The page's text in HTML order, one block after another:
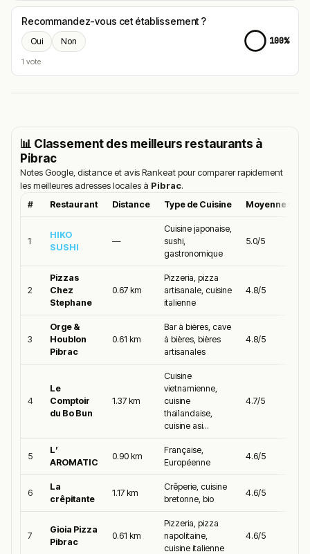
Recommandez-vous cet établissement ?
Oui Non
1 vote
100%
📊 Classement des meilleurs restaurants à
Pibrac
Notes Google, distance et avis Rankeat pour comparer rapidement
les meilleures adresses locales à Pibrac.
# Restaurant Distance Type de Cuisine Moyenne
1
HIKO
SUSHI
—
Cuisine japonaise,
sushi,
gastronomique
5.0/5
2
Pizzas
Chez
Stephane
0.67 km
Pizzeria, pizza
artisanale, cuisine
italienne
4.8/5
3
Orge &
Houblon
Pibrac
0.61 km
Bar à bières, cave
à bières, bières
artisanales
4.8/5
4
Le
Comptoir
du Bo Bun
1.37 km
Cuisine
vietnamienne,
cuisine
thaïlandaise,
cuisine asi...
4.7/5
5
L’
AROMATIC
0.90 km
Française,
Européenne
4.6/5
6
La
crêpitante
1.17 km
Crêperie, cuisine
bretonne, bio
4.6/5
7
Gioia Pizza
Pibrac
0.61 km
Pizzeria, pizza
napolitaine,
cuisine italienne
4.6/5